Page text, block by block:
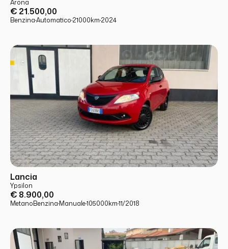
Arona
€ 21.500,00
Benzina·Automatico·21000km·2024
USATO
Lancia
Ypsilon
€ 8.900,00
MetanoBenzina·Manuale·105000km·11/2018